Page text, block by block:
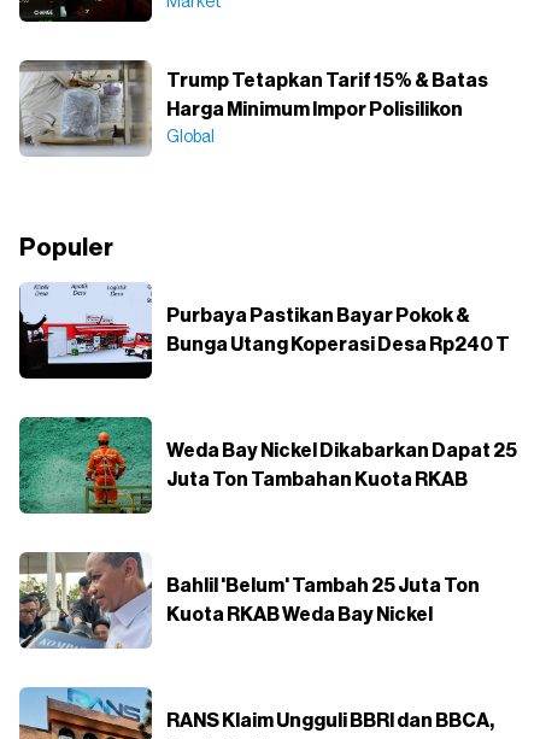
Trump Tetapkan Tarif 15% & Batas
Harga Minimum Impor Polisilikon
Global
Populer
Purbaya Pastikan Bayar Pokok &
Bunga Utang Koperasi Desa Rp240 T
Weda Bay Nickel Dikabarkan Dapat 25
Juta Ton Tambahan Kuota RKAB
Bahlil 'Belum' Tambah 25 Juta Ton
Kuota RKAB Weda Bay Nickel
RANS Klaim Ungguli BBRI dan BBCA,